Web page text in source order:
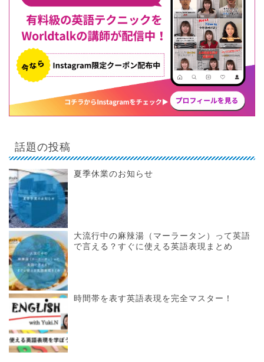
話題の投稿
夏季休業のお知らせ
大流行中の麻辣湯（マーラータン）って英語
で言える？すぐに使える英語表現まとめ
時間帯を表す英語表現を完全マスター！